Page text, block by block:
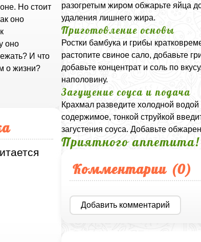
Но стоит
оно
оно
И что
о жизни?
разогретым жиром обжарьте яйца
удаления лишнего жира.
Приготовление основы
Ростки бамбука и грибы
растопите свиное сало, добавьте
добавьте концентрат и соль по
наполовину.
Загущение соуса и подача
Крахмал разведите холодной
содержимое, тонкой струйкой
загустения соуса. Добавьте
Приятного аппетита!
Комментарии (0)
Добавить комментарий